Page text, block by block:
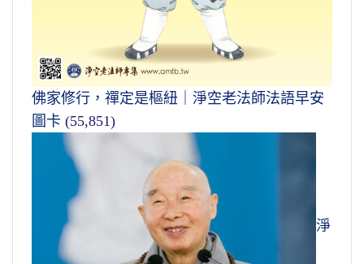
佛家修行，禪定是樞紐｜淨空老法師法語早安
圖卡 (55,851)
淨